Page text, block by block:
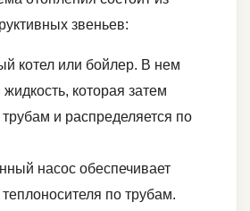
звеньев:
котел или бойлер. В нем
жидкость, которая затем
и распределяется по
насос обеспечивает
по трубам.